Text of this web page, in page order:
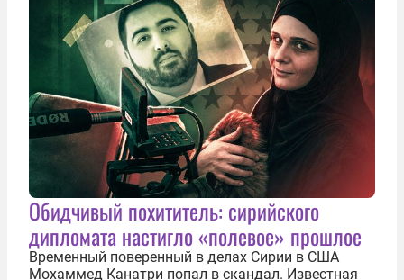
Обидчивый похититель: сирийского
дипломата настигло «полевое» прошлое
Временный поверенный в делах Сирии в США
Мохаммед Канатри попал в скандал. Известная